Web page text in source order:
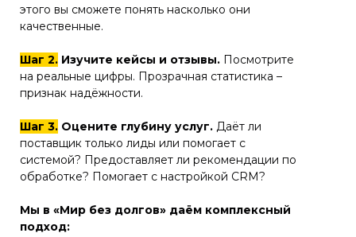
этого вы сможете понять насколько они
качественные.
Шаг 2. Изучите кейсы и отзывы. Посмотрите
на реальные цифры. Прозрачная статистика –
признак надёжности.
Шаг 3. Оцените глубину услуг. Даёт ли
поставщик только лиды или помогает с
системой? Предоставляет ли рекомендации по
обработке? Помогает с настройкой CRM?
Мы в «Мир без долгов» даём комплексный
подход: